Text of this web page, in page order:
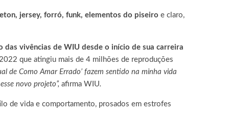
jersey, forró, funk, elementos do piseiro e claro,
das vivências de WIU desde o início de sua carreira
que atingiu mais de 4 milhões de reproduções
de Como Amar Errado’ fazem sentido na minha vida
novo projeto”, afirma WIU.
de vida e comportamento, prosados em estrofes